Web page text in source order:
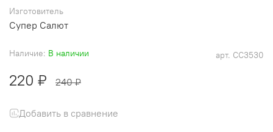
арт. СС3530
Наличие: В наличии
220 ₽ 240 ₽
Добавить в сравнение
Изготовитель
Супер Салют